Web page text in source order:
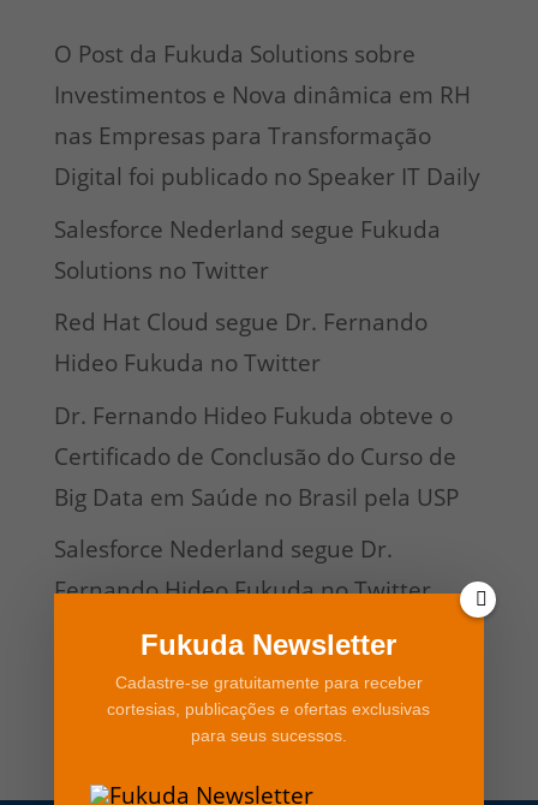
O Post da Fukuda Solutions sobre
Investimentos e Nova dinâmica em RH
nas Empresas para Transformação
Digital foi publicado no Speaker IT Daily
Salesforce Nederland segue Fukuda
Solutions no Twitter
Red Hat Cloud segue Dr. Fernando
Hideo Fukuda no Twitter
Dr. Fernando Hideo Fukuda obteve o
Certificado de Conclusão do Curso de
Big Data em Saúde no Brasil pela USP
Salesforce Nederland segue Dr.
Fernando Hideo Fukuda no Twitter
Fukuda Newsletter
Cadastre-se gratuitamente para receber
cortesias, publicações e ofertas exclusivas
para seus sucessos.